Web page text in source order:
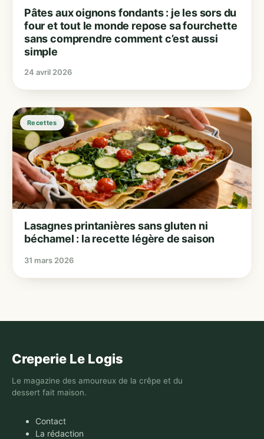
Pâtes aux oignons fondants : je les sors du
four et tout le monde repose sa fourchette
sans comprendre comment c’est aussi
simple
24 avril 2026
Recettes
Lasagnes printanières sans gluten ni
béchamel : la recette légère de saison
31 mars 2026
Creperie Le Logis
Le magazine des amoureux de la crêpe et du
dessert fait maison.
Contact
La rédaction